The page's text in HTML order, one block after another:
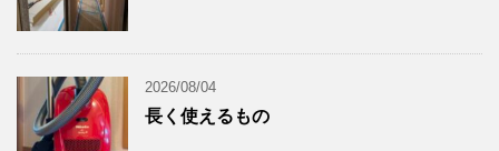
2026/08/04
長く使えるもの